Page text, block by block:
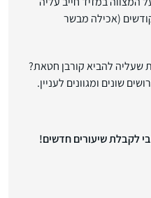
(אכילה מבשר
להביא קורבן חטאת?
ומגוונים לעניין.